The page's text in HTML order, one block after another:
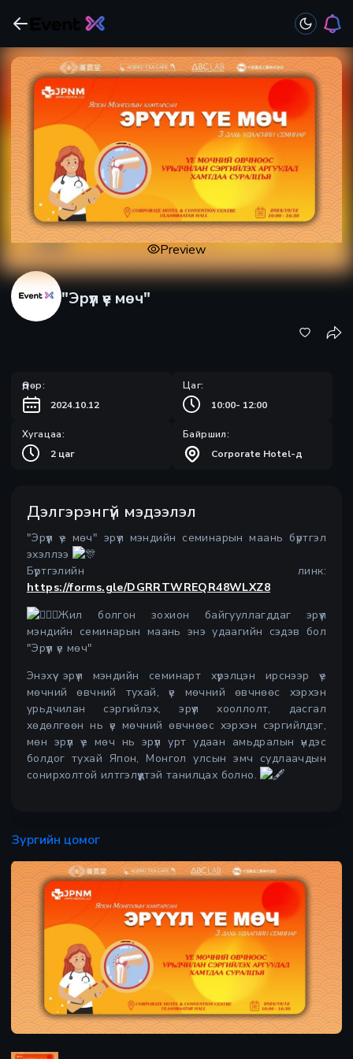
Preview
"Эрүүл үе мөч"
Өдөр:
2024.10.12
Цаг:
10:00- 12:00
Хугацаа:
2 цаг
Байршил:
Corporate Hotel-д
Дэлгэрэнгүй мэдээлэл
"Эрүүл үе мөч" эрүүл мэндийн семинарын маань бүртгэл
эхэллээ
Бүртгэлийн линк:
https://forms.gle/DGRRTWREQR48WLXZ8
Жил болгон зохион байгууллагддаг эрүүл
мэндийн семинарын маань энэ удаагийн сэдэв бол
"Эрүүл үе мөч"
Энэхүү эрүүл мэндийн семинарт хүрэлцэн ирснээр үе
мөчний өвчний тухай, үе мөчний өвчнөөс хэрхэн
урьдчилан сэргийлэх, эрүүл хооллолт, дасгал
хөдөлгөөн нь үе мөчний өвчнөөс хэрхэн сэргийлдэг,
мөн эрүүл үе мөч нь эрүүл урт удаан амьдралын үндэс
болдог тухай Япон, Монгол улсын эмч судлаачдын
сонирхолтой илтгэлүүдтэй танилцах болно.
Зургийн цомог